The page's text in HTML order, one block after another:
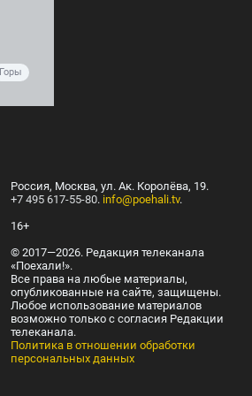
Горы
Россия, Москва, ул. Ак. Королёва, 19.
+7 495 617-55-80. info@poehali.tv.
16+
© 2017—2026. Редакция телеканала
«Поехали!».
Все права на любые материалы,
опубликованные на сайте, защищены.
Любое использование материалов
возможно только с согласия Редакции
телеканала.
Политика в отношении обработки
персональных данных